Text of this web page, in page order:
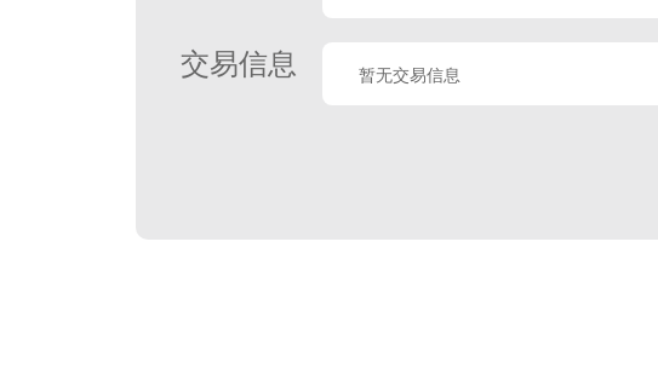
交易信息 暂无交易信息